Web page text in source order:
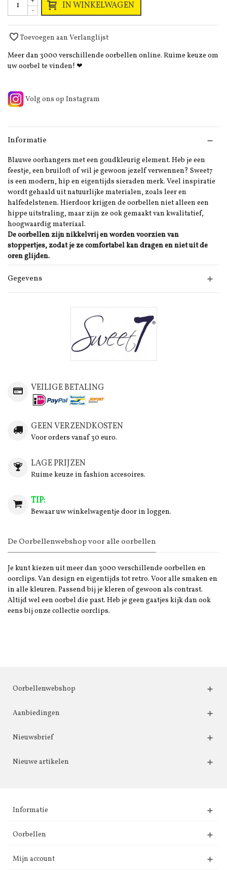
- IN WINKELWAGEN
Toevoegen aan Verlanglijst
Meer dan 3000 verschillende oorbellen online. Ruime keuze om
uw oorbel te vinden! ❤
Volg ons op Instagram
Informatie
Blauwe oorhangers met een goudkleurig element. Heb je een
feestje, een bruiloft of wil je gewoon jezelf verwennen? Sweet7
is een modern, hip en eigentijds sieraden merk. Veel inspiratie
wordt gehaald uit natuurlijke materialen, zoals leer en
halfedelstenen. Hierdoor krijgen de oorbellen niet alleen een
hippe uitstraling, maar zijn ze ook gemaakt van kwalitatief,
hoogwaardig materiaal.
De oorbellen zijn nikkelvrij en worden voorzien van
stoppertjes, zodat je ze comfortabel kan dragen en niet uit de
oren glijden.
Gegevens
VEILIGE BETALING
GEEN VERZENDKOSTEN
Voor orders vanaf 30 euro.
LAGE PRIJZEN
Ruime keuze in fashion accesoires.
TIP:
Bewaar uw winkelwagentje door in loggen.
De Oorbellenwebshop voor alle oorbellen
Je kunt kiezen uit meer dan 3000 verschillende oorbellen en
oorclips. Van design en eigentijds tot retro. Voor alle smaken en
in alle kleuren. Passend bij je kleren of gewoon als contrast.
Altijd wel een oorbel die past. Heb je geen gaatjes kijk dan ook
eens bij onze collectie oorclips.
Oorbellenwebshop
Aanbiedingen
Nieuwsbrief
Nieuwe artikelen
Informatie
Oorbellen
Mijn account